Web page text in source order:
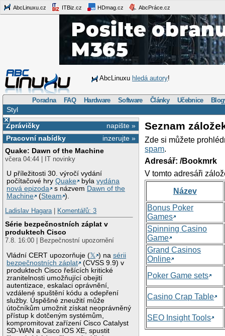
AbcLinuxu.cz ITBiz.cz HDmag.cz AbcPráce.cz
AbcLinuxu hledá autory!
Poradna FAQ Hardware Software Články Učebnice
Styl
×
napište »
Zprávičky
inzerujte »
Pracovní nabídky
Quake: Dawn of the Machine
včera 04:44 | IT novinky
U příležitosti 30. výročí vydání
počítačové hryQuake bylavydána
nová epizoda
s názvem Dawn of the
Machine
(Steam ).
Ladislav Hagara| Komentářů: 3
Série bezpečnostních záplat v
produktech Cisco
7.8. 16:00 | Bezpečnostní upozornění
Vládní CERT upozorňuje (𝕏 ) nasérii
bezpečnostních záplat
(CVSS 9.9) v
produktech Cisco řešících kritické
zranitelnosti umožňující obejití
autentizace, eskalaci oprávnění,
vzdálené spuštění kódu a odepření
služby. Úspěšné zneužití může
útočníkům umožnit získat neoprávněný
přístup k dotčeným systémům,
kompromitovat zařízení Cisco Catalyst
SD-WAN a Cisco IOS XE, spustit
Seznam
Zde si můžete
spam.
Adresář: /Bookmrk
V tomto adresáři
Název
Bonus Poker
Games
Spinning Casino
Game
Grand Casinos
Online
Poker Game sets
Casino Crap Table
SEO Insight Tools